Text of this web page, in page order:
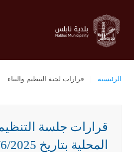
الرئيسيه قرارات لجنة التنظيم والبناء
قرارات جلسة التنظيم
المحلية بتاريخ 4/6/2025